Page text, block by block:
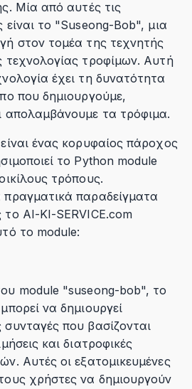
Μία από αυτές τις
είναι το "Suseong-Bob", μια
στον τομέα της τεχνητής
τεχνολογίας τροφίμων. Αυτή
έχει τη δυνατότητα
που δημιουργούμε,
απολαμβάνουμε τα τρόφιμα.
ένας κορυφαίος πάροχος
το Python module
τρόπους.
παραδείγματα
AI-KI-SERVICE.com
το module:
module "suseong-bob", το
να δημιουργεί
που βασίζονται
και διατροφικές
Αυτές οι εξατομικευμένες
χρήστες να δημιουργούν